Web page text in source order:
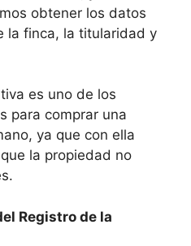
obtener los datos
la finca, la titularidad y
es uno de los
para comprar una
ya que con ella
la propiedad no
Registro de la